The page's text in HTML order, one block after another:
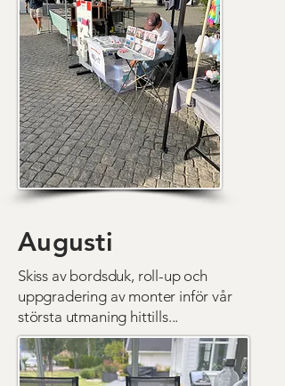
Augusti
Skiss av bordsduk, roll-up och
uppgradering av monter inför vår
största utmaning hittills...